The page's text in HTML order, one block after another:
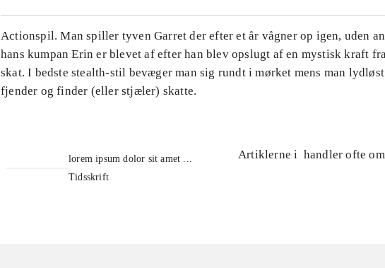
Actionspil. Man spiller tyven Garret der efter et år vågner op igen, uden
hans kumpan Erin er blevet af efter han blev opslugt af en mystisk kraft
skat. I bedste stealth-stil bevæger man sig rundt i mørket mens man
fjender og finder (eller stjæler) skatte.
lorem ipsum dolor sit amet ...
Tidsskrift
Artiklerne i handler ofte om